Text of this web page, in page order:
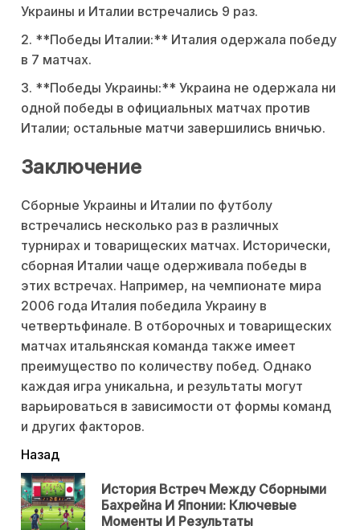
Украины и Италии встречались 9 раз.
2. **Победы Италии:** Италия одержала победу
в 7 матчах.
3. **Победы Украины:** Украина не одержала ни
одной победы в официальных матчах против
Италии; остальные матчи завершились вничью.
Заключение
Сборные Украины и Италии по футболу
встречались несколько раз в различных
турнирах и товарищеских матчах. Исторически,
сборная Италии чаще одерживала победы в
этих встречах. Например, на чемпионате мира
2006 года Италия победила Украину в
четвертьфинале. В отборочных и товарищеских
матчах итальянская команда также имеет
преимущество по количеству побед. Однако
каждая игра уникальна, и результаты могут
варьироваться в зависимости от формы команд
и других факторов.
читать
еще
Назад
История Встреч Между Сборными
Бахрейна И Японии: Ключевые
Моменты И Результаты